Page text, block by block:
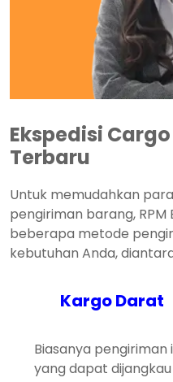
Ekspedisi Cargo
Terbaru
Untuk memudahkan
pengiriman barang,
beberapa metode
kebutuhan Anda,
Kargo Darat
Biasanya pengiriman
yang dapat